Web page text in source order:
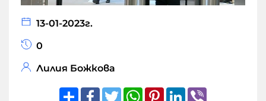
13-01-2023г.
0
Лилия Божкова
ShareFacebook
TwitterWhatsApp
Pinterest
LinkedIn